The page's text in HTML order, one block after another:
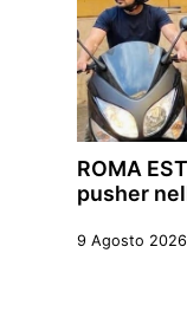
ROMA
pusher
9 Agosto 2026